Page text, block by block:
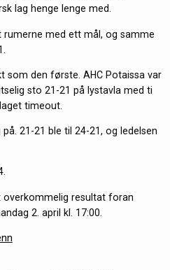
lag henge lenge med.
med ett mål, og samme
som den første. AHC Potaissa var
sto 21-21 på lystavla med ti
timeout.
21-21 ble til 24-21, og ledelsen
overkommelig resultat foran
2. april kl. 17:00.